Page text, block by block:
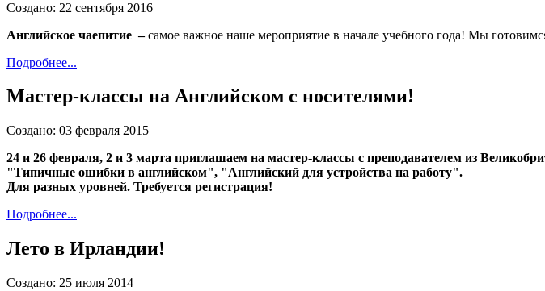
Создано: 22 сентября 2016
Английское чаепитие –самое важное наше мероприятие в начале учебного года! Мы
Подробнее...
Мастер-классы на Английском с носителями!
Создано: 03 февраля 2015
24 и 26 февраля, 2 и 3 марта приглашаем на мастер-классы с преподавателем из
"Типичные ошибки в английском", "Английский для устройства на работу".
Для разных уровней. Требуется регистрация!
Подробнее...
Лето в Ирландии!
Создано: 25 июля 2014